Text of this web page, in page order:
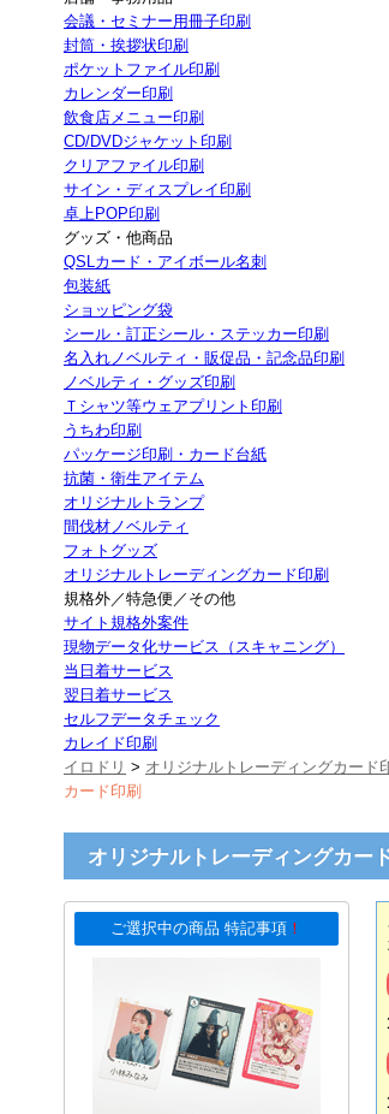
会議・セミナー用冊子印刷
封筒・挨拶状印刷
ポケットファイル印刷
カレンダー印刷
飲食店メニュー印刷
CD/DVDジャケット印刷
クリアファイル印刷
サイン・ディスプレイ印刷
卓上POP印刷
グッズ・他商品
QSLカード・アイボール名刺
包装紙
ショッピング袋
シール・訂正シール・ステッカー印刷
名入れノベルティ・販促品・記念品印刷
ノベルティ・グッズ印刷
Ｔシャツ等ウェアプリント印刷
うちわ印刷
パッケージ印刷・カード台紙
抗菌・衛生アイテム
オリジナルトランプ
間伐材ノベルティ
フォトグッズ
オリジナルトレーディングカード印刷
規格外／特急便／その他
サイト規格外案件
現物データ化サービス（スキャニング）
当日着サービス
翌日着サービス
セルフデータチェック
カレイド印刷
イロドリ > オリジナルトレーディングカード
カード印刷
オリジナルトレーディングカー
ご選択中の商品 特記事項 ！